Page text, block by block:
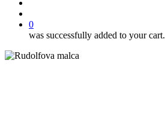
0
was successfully added to your cart.